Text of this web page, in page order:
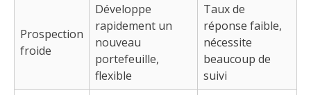
Prospection
froide
Développe
rapidement un
nouveau
portefeuille,
flexible
Taux de
réponse faible,
nécessite
beaucoup de
suivi